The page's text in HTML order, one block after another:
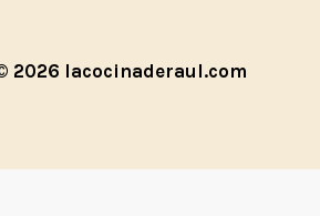
2026 lacocinaderaul.com